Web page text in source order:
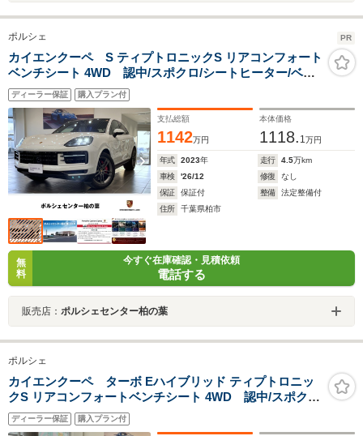
ポルシェ PR
カイエンクーペ S ティプトロニックS リアコンフォート
ベンチシート 4WD 認中/スポクロ/シートヒーター/ベン
チレーションシート/ガラスルーフ/助手席モニター
ディーラー保証 購入プラン付
支払総額
1142万円
本体価格
1118. 1万円
年式 2023年 走行 4.5万km
車検
'26/12 修復
なし
保証
保証付 整備
法定整備付
住所
千葉県柏市
無
料
今すぐ在庫確認・見積依頼
電話する
販売店： ポルシェセンター柏の葉
ポルシェ
カイエンクーペ ターボ Eハイブリッド ティプトロニッ
クS リアコンフォートベンチシート 4WD 認中/スポク
ロ/スポエグ/シートヒーター/ベンチレーション/パノラマ
ルーフ
ディーラー保証 購入プラン付